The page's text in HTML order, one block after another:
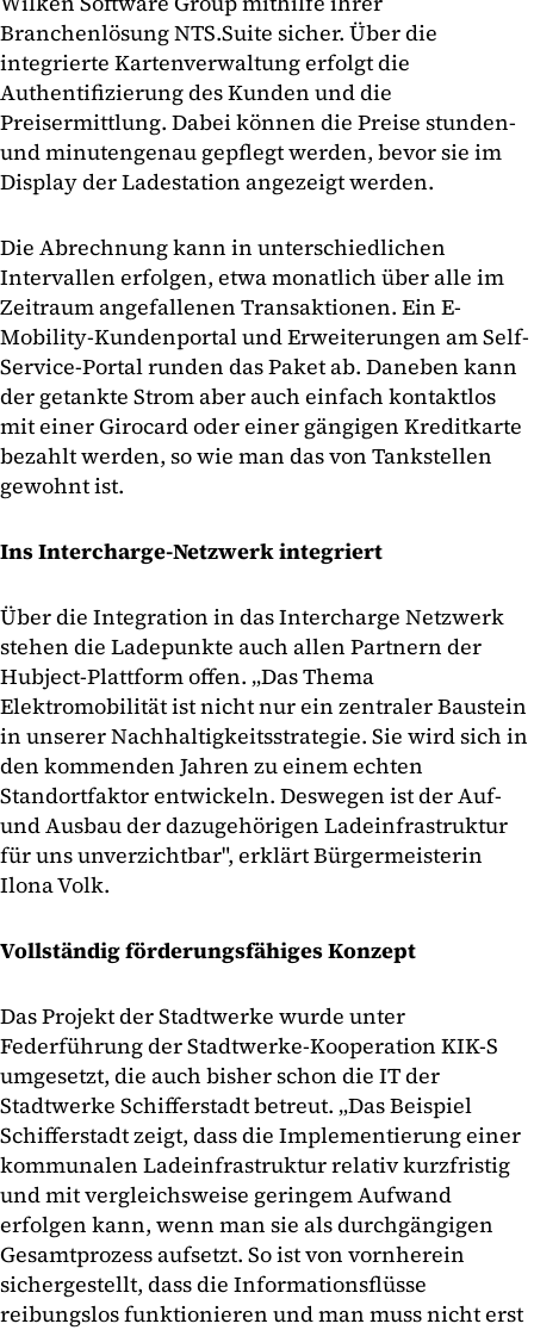
Branchenlösung NTS.Suite sicher. Über die
integrierte Kartenverwaltung erfolgt die
Authentifizierung des Kunden und die
Preisermittlung. Dabei können die Preise stunden-
und minutengenau gepflegt werden, bevor sie im
Display der Ladestation angezeigt werden.
Die Abrechnung kann in unterschiedlichen
Intervallen erfolgen, etwa monatlich über alle im
Zeitraum angefallenen Transaktionen. Ein E-
Mobility-Kundenportal und Erweiterungen am Self-
Service-Portal runden das Paket ab. Daneben kann
der getankte Strom aber auch einfach kontaktlos
mit einer Girocard oder einer gängigen Kreditkarte
bezahlt werden, so wie man das von Tankstellen
gewohnt ist.
Ins Intercharge-Netzwerk integriert
Über die Integration in das Intercharge Netzwerk
stehen die Ladepunkte auch allen Partnern der
Hubject-Plattform offen. „Das Thema
Elektromobilität ist nicht nur ein zentraler Baustein
in unserer Nachhaltigkeitsstrategie. Sie wird sich in
den kommenden Jahren zu einem echten
Standortfaktor entwickeln. Deswegen ist der Auf-
und Ausbau der dazugehörigen Ladeinfrastruktur
für uns unverzichtbar", erklärt Bürgermeisterin
Ilona Volk.
Vollständig förderungsfähiges Konzept
Das Projekt der Stadtwerke wurde unter
Federführung der Stadtwerke-Kooperation KIK-S
umgesetzt, die auch bisher schon die IT der
Stadtwerke Schifferstadt betreut. „Das Beispiel
Schifferstadt zeigt, dass die Implementierung einer
kommunalen Ladeinfrastruktur relativ kurzfristig
und mit vergleichsweise geringem Aufwand
erfolgen kann, wenn man sie als durchgängigen
Gesamtprozess aufsetzt. So ist von vornherein
sichergestellt, dass die Informationsflüsse
reibungslos funktionieren und man muss nicht erst